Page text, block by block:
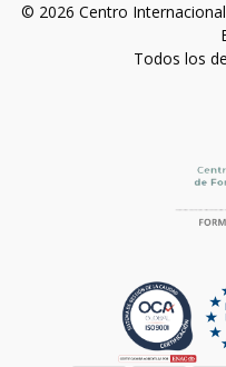
© 2026 Centro
Todos los